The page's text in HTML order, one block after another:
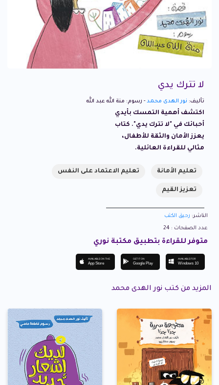
لا تترك يدي
تأليف: نور الهدى محمد - رسوم: منة الله عبد الله
اكتشف أهمية التمسك بأيدي
أحبائك في "لا تترك يدي". كتاب
يعزز الأمان والثقة للأطفال،
مثالي للقراءة العائلية.
تعليم الأمانة تعليم الاعتماد على النفس
تعزيز القيم
الناشر: رحيق الكتب
عدد الصفحات : 24
متوفر للقراءة بتطبيق مكتبة نوري
AVAILABLE ON THE
App Store
GET IT ON
Google Play
AVAILABLE FOR
Windows 10
المزيد من كتب نور الهدى محمد